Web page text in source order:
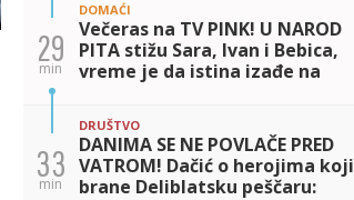
29
min
DOMAĆI
Večeras na TV PINK! U NAROD
PITA stižu Sara, Ivan i Bebica,
vreme je da istina izađe na
33
min
DRUŠTVO
DANIMA SE NE POVLAČE PRED
VATROM! Dačić o herojima koji
brane Deliblatsku peščaru: